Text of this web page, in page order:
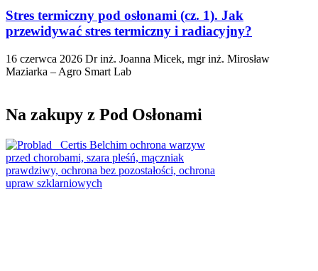
Stres termiczny pod osłonami (cz. 1). Jak
przewidywać stres termiczny i radiacyjny?
16 czerwca 2026 Dr inż. Joanna Micek, mgr inż. Mirosław
Maziarka – Agro Smart Lab
Na zakupy z Pod Osłonami